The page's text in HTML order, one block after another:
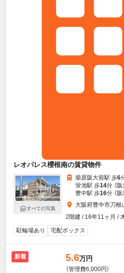
レオパレス櫻根南の賃貸物件
すべての写真
柴原阪大前駅 歩6
蛍池駅 歩14分 （
豊中駅 歩16分 （
大阪府豊中市刀根
2階建 / 16年11ヶ月 /
駐輪場あり
宅配ボックス
新着 5.6万円
（管理費6,000円）